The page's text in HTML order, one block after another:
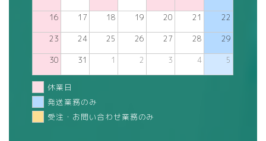
16 17 18 19 20 21 22
23 24 25 26 27 28 29
30 31 1 2 3 4 5
休業日
発送業務のみ
受注・お問い合わせ業務のみ